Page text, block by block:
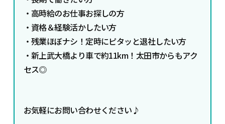
・高時給のお仕事お探しの方
・資格＆経験活かしたい方
・残業ほぼナシ！定時にピタッと退社したい方
・新上武大橋より車で約11km！太田市からもアク
セス◎
お気軽にお問い合わせください♪